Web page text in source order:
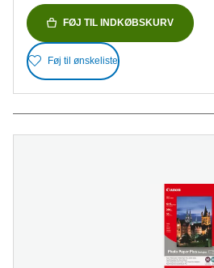
FØJ TIL INDKØBSKURV
Føj til ønskeliste